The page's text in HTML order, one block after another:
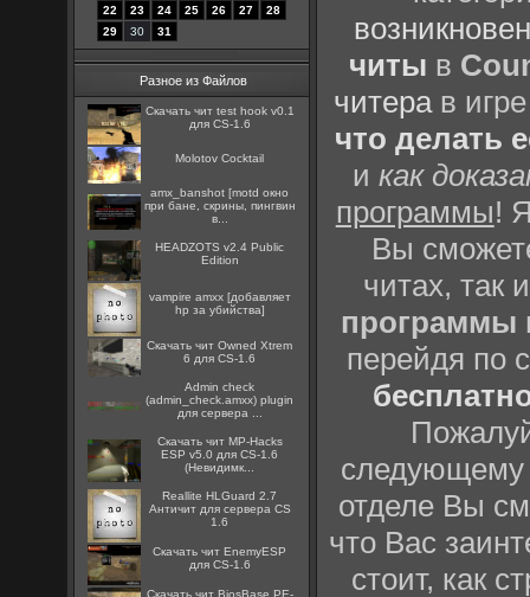
22
23 24 25 26 27
28
29
30 31
Разное из Файлов
Скачать чит test hook v0.1
для CS-1.6
Molotov Cocktail
amx_banshot [motd окно
при бане, скрины, пингвин
в...
HEADZOTS v2.4 Public
Edition
vampire amxx [добавляет
hp за убийства]
Скачать чит Owned Xtrem
6 для CS-1.6
Admin check
(admin_check.amxx) plugin
для сервера ...
Скачать чит MP-Hacks
ESP v5.0 для CS-1.6
(Невидимк...
Reallite HLGuard 2.7
Aнтичит для сервера CS
1.6
Скачать чит EnemyESP
для CS-1.6
Скачать чит BiosBase PE-
читы в
читерав
что делать
икак
программы!
Вы
читах, так
программы
перейдя по
отделе Вы
что Вас
стоит, как